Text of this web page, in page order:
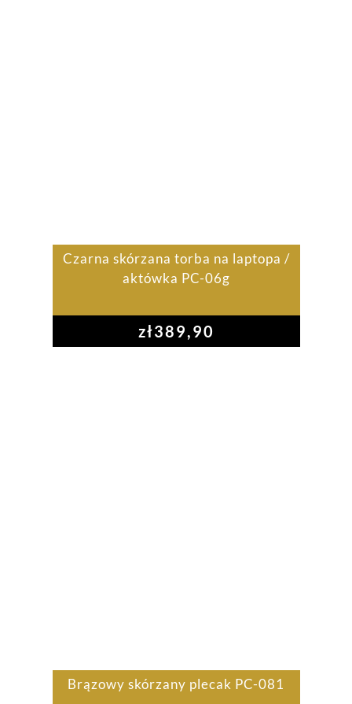
Czarna skórzana torba na laptopa /
aktówka PC-06g
zł389,90
Brązowy skórzany plecak PC-081